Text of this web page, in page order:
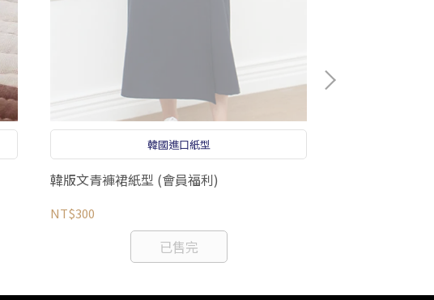
韓國進口紙型
韓版文青褲裙紙型 (會員福利)
NT$300
已售完